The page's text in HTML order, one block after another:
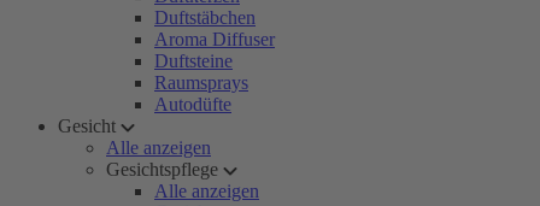
Duftstäbchen
Aroma Diffuser
Duftsteine
Raumsprays
Autodüfte
Gesicht
Alle anzeigen
Gesichtspflege
Alle anzeigen